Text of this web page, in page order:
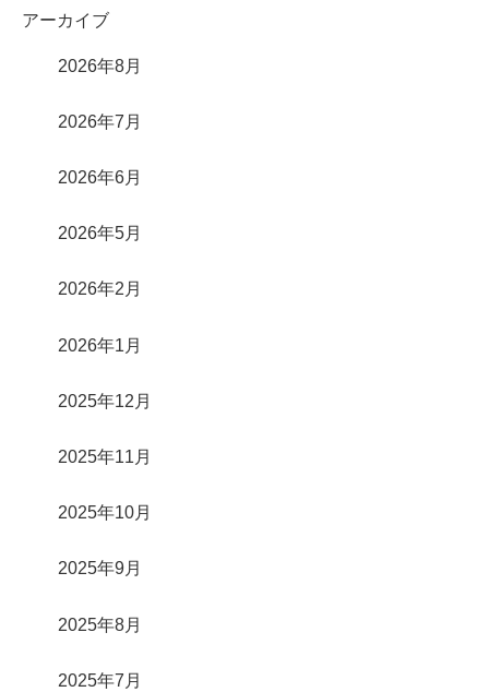
アーカイブ
2026年8月
2026年7月
2026年6月
2026年5月
2026年2月
2026年1月
2025年12月
2025年11月
2025年10月
2025年9月
2025年8月
2025年7月